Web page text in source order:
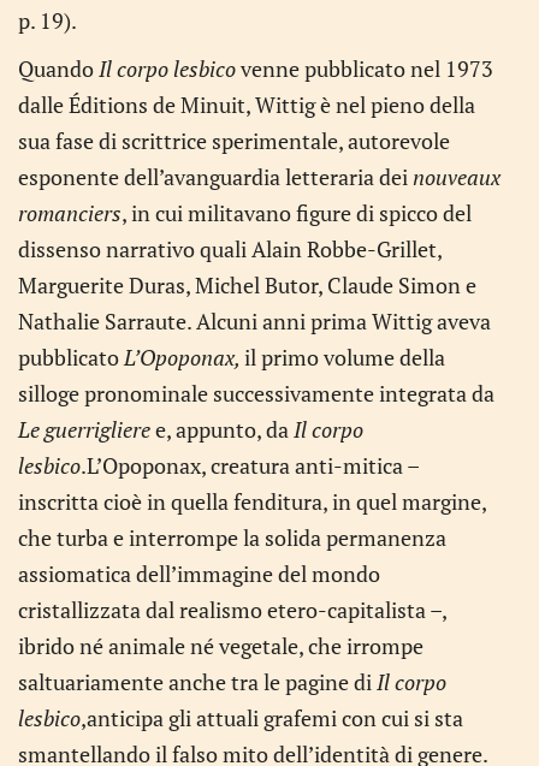
p. 19).
QuandoIl corpo lesbicovenne pubblicato nel 1973
dalle Éditions de Minuit, Wittig è nel pieno della
sua fase di scrittrice sperimentale, autorevole
esponente dell’avanguardia letteraria deinouveaux
romanciers, in cui militavano figure di spicco del
dissenso narrativo quali Alain Robbe-Grillet,
Marguerite Duras, Michel Butor, Claude Simon e
Nathalie Sarraute. Alcuni anni prima Wittig aveva
pubblicatoL’Opoponax, il primo volume della
silloge pronominale successivamente integrata da
Le guerriglieree, appunto, daIl corpo
lesbico.L’Opoponax, creatura anti-mitica –
inscritta cioè in quella fenditura, in quel margine,
che turba e interrompe la solida permanenza
assiomatica dell’immagine del mondo
cristallizzata dal realismo etero-capitalista –,
ibrido né animale né vegetale, che irrompe
saltuariamente anche tra le pagine diIl corpo
lesbico,anticipa gli attuali grafemi con cui si sta
smantellando il falso mito dell’identità di genere.